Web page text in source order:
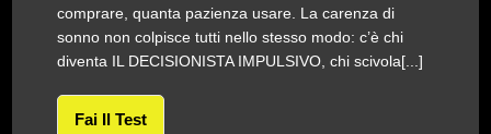
comprare, quanta pazienza usare. La carenza di
sonno non colpisce tutti nello stesso modo: c’è chi
diventa IL DECISIONISTA IMPULSIVO, chi scivola[...]
Fai Il Test